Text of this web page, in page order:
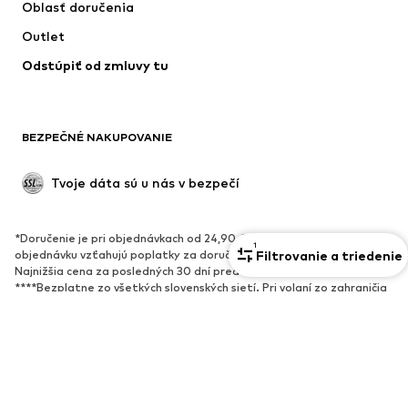
1
Filtrovanie a triedenie
Bielizeň
Kabáty
Plavky
Upcyklácia
Nové
Obľúbené
Tenisky
Členkové čižmy
Oblasť doručenia
Outlet
Odstúpiť od zmluvy tu
BEZPEČNÉ NAKUPOVANIE
Tvoje dáta sú u nás v bezpečí
*Doručenie je pri objednávkach od 24,90 € zadarmo, inak sa na
objednávku vzťahujú poplatky za doručenie a služby vo výške 2,90 €.
Najnižšia cena za posledných 30 dní pred znížením ceny.
****Bezplatne zo všetkých slovenských sietí. Pri volaní zo zahraničia